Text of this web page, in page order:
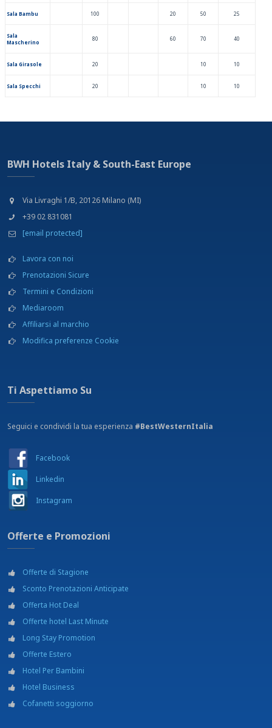
Sala Bambu 100 20 50 25
Sala
Mascherino
80 60 70 40
Sala Girasole 20 10 10
Sala Specchi 20 10 10
BWH Hotels Italy & South-East Europe
Via Livraghi 1/B, 20126 Milano (MI)
+39 02 831081
[email protected]
Lavora con noi
Prenotazioni Sicure
Termini e Condizioni
Mediaroom
Affiliarsi al marchio
Modifica preferenze Cookie
Ti Aspettiamo Su
Seguici e condividi la tua esperienza #BestWesternItalia
Facebook
Linkedin
Instagram
Offerte e Promozioni
Offerte di Stagione
Sconto Prenotazioni Anticipate
Offerta Hot Deal
Offerte hotel Last Minute
Long Stay Promotion
Offerte Estero
Hotel Per Bambini
Hotel Business
Cofanetti soggiorno